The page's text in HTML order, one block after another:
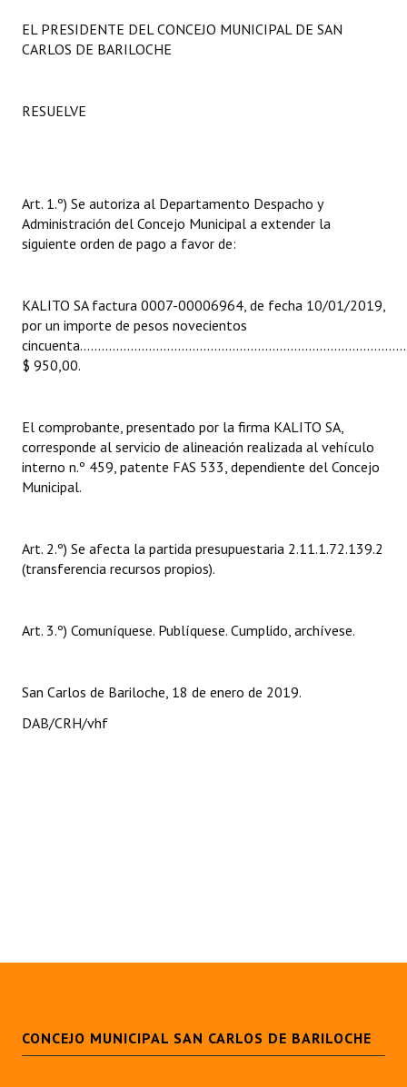
Comunicaciones
INSTITUCIONAL
Antiguos Pobladores
Registros y Distinciones
Datos Históricos
Audiencias Públicas - Registro
Mujeres que Dejaron Huellas - Registro
Ciudadano Ilustre - Registro
Reconocimientos - Registro
Bariloche, Municipio intercultural
EL PRESIDENTE DEL CONCEJO MUNICIPAL DE SAN
CARLOS DE BARILOCHE
RESUELVE
Art. 1.º) Se autoriza al Departamento Despacho y
Administración del Concejo Municipal a extender la
siguiente orden de pago a favor de:
KALITO SA factura 0007-00006964, de fecha 10/01/2019,
por un importe de pesos novecientos
$ 950,00.
El comprobante, presentado por la firma KALITO SA,
corresponde al servicio de alineación realizada al vehículo
interno n.º 459, patente FAS 533, dependiente del Concejo
Municipal.
Art. 2.º) Se afecta la partida presupuestaria 2.11.1.72.139.2
(transferencia recursos propios).
Art. 3.º) Comuníquese. Publíquese. Cumplido, archívese.
San Carlos de Bariloche, 18 de enero de 2019.
DAB/CRH/vhf
CONCEJO MUNICIPAL SAN CARLOS DE BARILOCHE